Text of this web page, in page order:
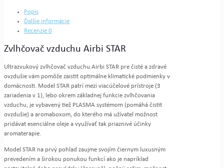
Popis
Ďalšie informácie
Recenzie 0
Zvlhčovač vzduchu Airbi STAR
Ultrazvukový zvlhčovač vzduchu Airbi STAR pre čisté a zdravé
ovzdušie vám pomôže zaistit optimálne klimatické podmienky v
domácnosti. Model STAR patrí mezi viacúčelové prístroje (3
zariadenia v 1), lebo okrem základnej funkcie zvlhčovania
vzduchu, je vybavený tiež PLASMA systémom (pomáhá čistit
ovzdušie) a aromaboxom, do kterého má užívatel možnost
pridávat esenciálne oleje a využívať tak priaznivé účinky
aromaterapie.
Model STAR na prvý pohlad zaujme svojím čiernym luxusným
prevedením a širokou ponukou funkcí ako je napríklad